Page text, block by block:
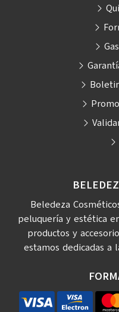
Beledeza
peluquería y estética
productos y
estamos dedicadas a